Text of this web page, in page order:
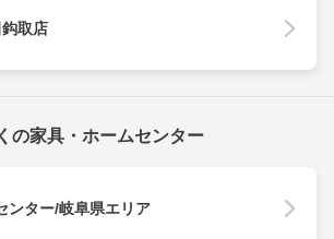
取店
の家具・ホームセンター
ンター/岐阜県エリア